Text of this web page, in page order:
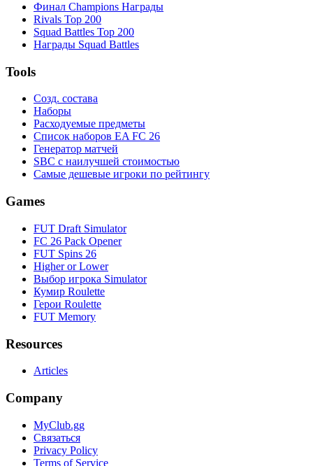
Финал Champions Награды
Rivals Top 200
Squad Battles Top 200
Награды Squad Battles
Tools
Созд. состава
Наборы
Расходуемые предметы
Список наборов EA FC 26
Генератор матчей
SBC с наилучшей стоимостью
Самые дешевые игроки по рейтингу
Games
FUT Draft Simulator
FC 26 Pack Opener
FUT Spins 26
Higher or Lower
Выбор игрока Simulator
Кумир Roulette
Герои Roulette
FUT Memory
Resources
Articles
Company
MyClub.gg
Связаться
Privacy Policy
Terms of Service